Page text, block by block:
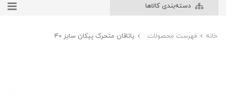
دسته‌بندی کالاها
خانه فهرست محصولات ياتاقان متحرک پيکان سايز 40